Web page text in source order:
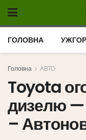
ГОЛОВНА
Головна АВТО
Toyota
дизелю —
–